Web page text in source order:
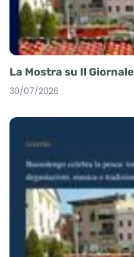
La Mostra su Il Giornale
30/07/2026